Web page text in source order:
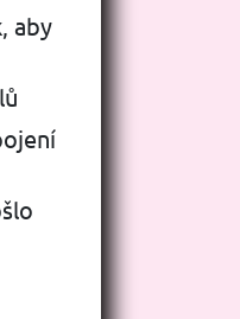
aby